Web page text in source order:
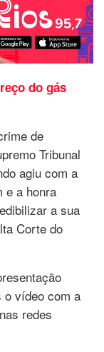
do gás
de
Tribunal
agiu com a
e a honra
a sua
Corte do
o vídeo com a
redes